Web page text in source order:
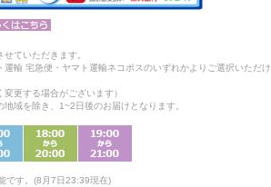
ていただきます。
輸 宅急便・ヤマト運輸ネコポスのいずれかよりご選択いただけ
変更する場合がございます）
域を除き、1~2日後のお届けとなります。
です。(8月7日23:39現在)